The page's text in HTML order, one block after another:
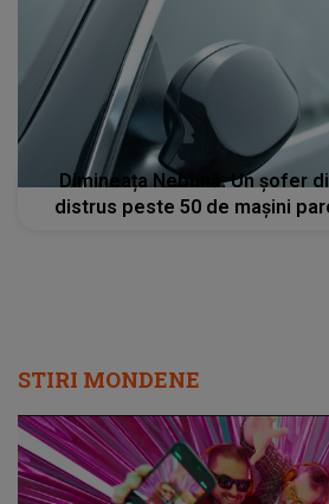
Dimineața Nebună. Un șofer
distrus peste 50 de mașini
STIRI MONDENE